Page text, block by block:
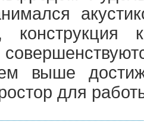
конструкция
выше
для